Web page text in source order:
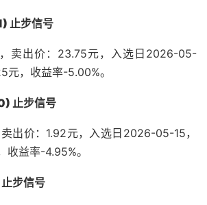
止步信号
卖出价：23.75元，入选日2026-05-
元，收益率-5.00%。
止步信号
出价：1.92元，入选日2026-05-15，
收益率-4.95%。
步信号